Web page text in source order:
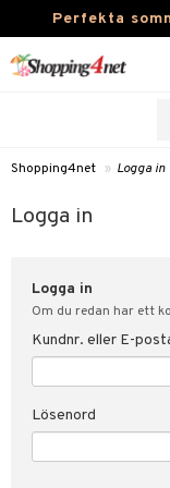
Perfekta
Kontaktlinser
Hälsokost
Fitness
Hem & Inredning
Leksaker, Barn &
Varumärken
Shopping4net » Logga in
Logga in
Logga in
Om du redan har ett
Kundnr. eller E-
Lösenord
svar